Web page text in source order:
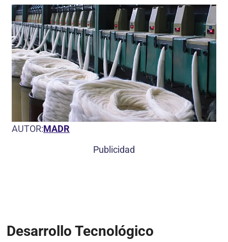
AUTOR:MADR
Publicidad
Desarrollo Tecnológico